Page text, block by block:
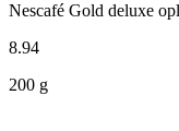
Nescafé Gold deluxe
8.94
200 g